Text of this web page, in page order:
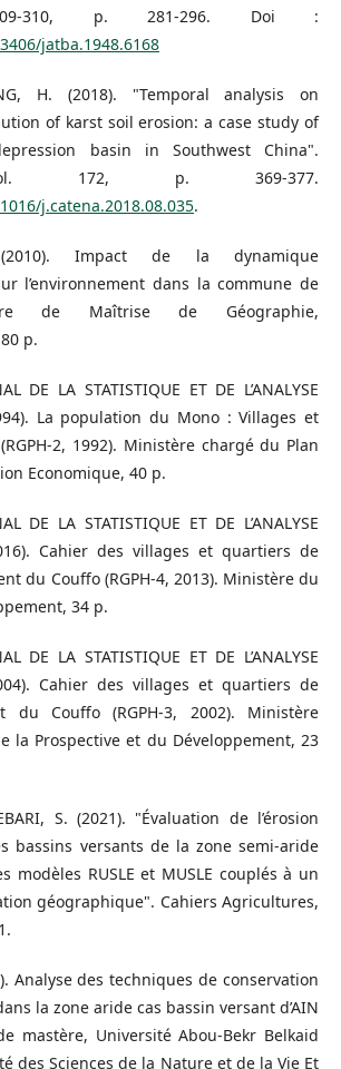
310, p. 281-296. Doi :
jatba.1948.6168
H. (2018). "Temporal analysis on
of karst soil erosion: a case study of
basin in Southwest China".
172, p. 369-377.
j.catena.2018.08.035.
Impact de la dynamique
l’environnement dans la commune de
de Maîtrise de Géographie,
p.
DE LA STATISTIQUE ET DE L’ANALYSE
La population du Mono : Villages et
2, 1992). Ministère chargé du Plan
Economique, 40 p.
DE LA STATISTIQUE ET DE L’ANALYSE
Cahier des villages et quartiers de
du Couffo (RGPH-4, 2013). Ministère du
34 p.
DE LA STATISTIQUE ET DE L’ANALYSE
Cahier des villages et quartiers de
du Couffo (RGPH-3, 2002). Ministère
la Prospective et du Développement, 23
S. (2021). "Évaluation de l’érosion
bassins versants de la zone semi-aride
modèles RUSLE et MUSLE couplés à un
géographique". Cahiers Agricultures,
Analyse des techniques de conservation
la zone aride cas bassin versant d’AIN
mastère, Université Abou-Bekr Belkaid
des Sciences de la Nature et de la Vie Et